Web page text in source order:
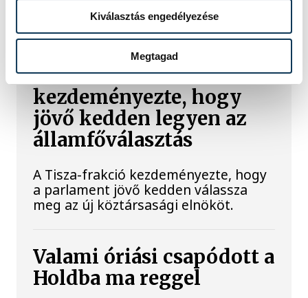
Kiválasztás engedélyezése
Megtagad
erőmű olyan üzemállapotban van,
amelyre eredetileg nem tervezték.
A Tisza-frakció
kezdeményezte, hogy
jövő kedden legyen az
államfőválasztás
A Tisza-frakció kezdeményezte, hogy
a parlament jövő kedden válassza
meg az új köztársasági elnököt.
Valami óriási csapódott a
Holdba ma reggel